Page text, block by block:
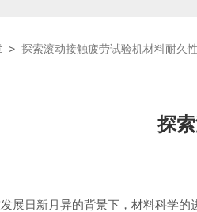
> 探索滚动接触疲劳试验机材料耐久
探
日新月异的背景下，材料科学的